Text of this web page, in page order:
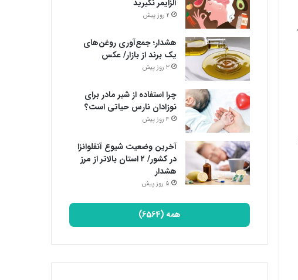
آلزایمر نگیرید
2 روز پیش
هشدار؛ جمع‌آوری روغن‌های
یک برند از بازار/ عکس
3 روز پیش
چرا استفاده از شیر مادر برای
نوزادان نارس حیاتی است؟
4 روز پیش
آخرین وضعیت شیوع آنفلوانزا
در کشور/ ۲ استان بالاتر از مرز
هشدار
5 روز پیش
همه (6564)